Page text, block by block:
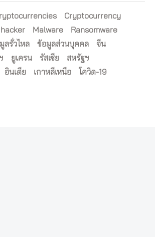
Cryptocurrency
hacker Malware
Ransomware
ลรั่วไหล ข้อมูลส่วนบุคคล
จีน
ยูเครน รัสเซีย
สหรัฐฯ
อินเดีย เกาหลีเหนือ โควิด-19